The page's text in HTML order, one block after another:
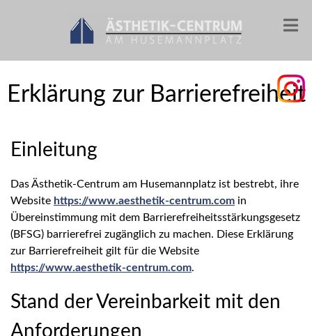
Erklärung zur Barrierefreiheit
Einleitung
Das Ästhetik-Centrum am Husemannplatz ist bestrebt, ihre
Website https://www.aesthetik-centrum.com in
Übereinstimmung mit dem Barrierefreiheitsstärkungsgesetz
(BFSG) barrierefrei zugänglich zu machen. Diese Erklärung
zur Barrierefreiheit gilt für die Website
https://www.aesthetik-centrum.com.
Stand der Vereinbarkeit mit den
Anforderungen